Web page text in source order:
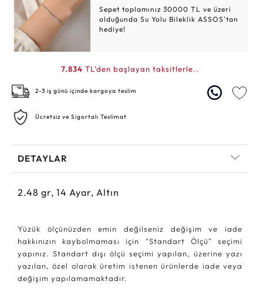
Sepet toplamınız 30000 TL ve üzeri
olduğunda Su Yolu Bileklik ASSOS'tan
hediye!
7.834 TL'den başlayan taksitlerle..
2-3 iş günü içinde kargoya teslim
Ücretsiz ve Sigortalı Teslimat
DETAYLAR
2.48 gr, 14 Ayar, Altın
Yüzük ölçünüzden emin değilseniz değişim ve iade
hakkınızın kaybolmaması için "Standart Ölçü" seçimi
yapınız. Standart dışı ölçü seçimi yapılan, üzerine yazı
yazılan, özel olarak üretim istenen ürünlerde iade veya
değişim yapılamamaktadır.